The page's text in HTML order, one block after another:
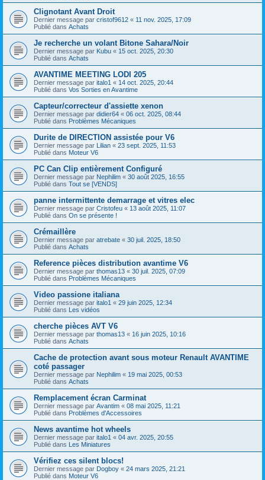
Clignotant Avant Droit
Dernier message par cristof9612 « 11 nov. 2025, 17:09
Publié dans Achats
Je recherche un volant Bitone Sahara/Noir
Dernier message par Kubu « 15 oct. 2025, 20:30
Publié dans Achats
AVANTIME MEETING LODI 205
Dernier message par italo1 « 14 oct. 2025, 20:44
Publié dans Vos Sorties en Avantime
Capteur/correcteur d'assiette xenon
Dernier message par didier64 « 06 oct. 2025, 08:44
Publié dans Problèmes Mécaniques
Durite de DIRECTION assistée pour V6
Dernier message par Lilian « 23 sept. 2025, 11:53
Publié dans Moteur V6
PC Can Clip entièrement Configuré
Dernier message par Nephilim « 30 août 2025, 16:55
Publié dans Tout se [VENDS]
panne intermittente demarrage et vitres elec
Dernier message par Cristofeu « 13 août 2025, 11:07
Publié dans On se présente !
Crémaillère
Dernier message par atrebate « 30 juil. 2025, 18:50
Publié dans Achats
Reference pièces distribution avantime V6
Dernier message par thomas13 « 30 juil. 2025, 07:09
Publié dans Problèmes Mécaniques
Video passione italiana
Dernier message par italo1 « 29 juin 2025, 12:34
Publié dans Les vidéos
cherche pièces AVT V6
Dernier message par thomas13 « 16 juin 2025, 10:16
Publié dans Achats
Cache de protection avant sous moteur Renault AVANTIME
coté passager
Dernier message par Nephilim « 19 mai 2025, 00:53
Publié dans Achats
Remplacement écran Carminat
Dernier message par Avantim « 08 mai 2025, 11:21
Publié dans Problèmes d'Accessoires
News avantime hot wheels
Dernier message par italo1 « 04 avr. 2025, 20:55
Publié dans Les Miniatures
Vérifiez ces silent blocs!
Dernier message par Dogboy « 24 mars 2025, 21:21
Publié dans Moteur V6